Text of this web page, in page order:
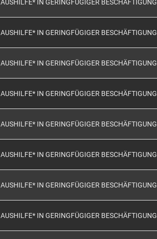
AUSHILFE* IN GERINGFÜGIGER BESCHÄFTIGUNG
AUSHILFE* IN GERINGFÜGIGER BESCHÄFTIGUNG
AUSHILFE* IN GERINGFÜGIGER BESCHÄFTIGUNG
AUSHILFE* IN GERINGFÜGIGER BESCHÄFTIGUNG
AUSHILFE* IN GERINGFÜGIGER BESCHÄFTIGUNG
AUSHILFE* IN GERINGFÜGIGER BESCHÄFTIGUNG
AUSHILFE* IN GERINGFÜGIGER BESCHÄFTIGUNG
AUSHILFE* IN GERINGFÜGIGER BESCHÄFTIGUNG